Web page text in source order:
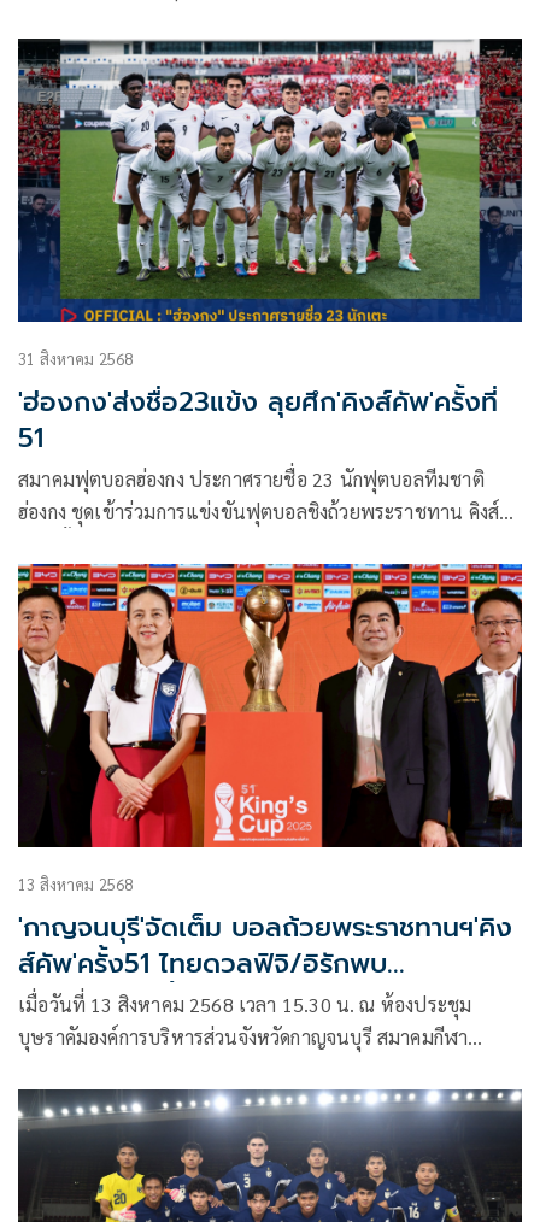
คันทรีคลับ ขณะที่จาง เหลียงเหว่ย ตำนานโปรกอล์ฟชาวจีนลุ้น
ทำสถิติเป็นนักกอล์ฟคนแรกที่คว้าแชมป์สมัยที่ 3 ส่วน รฐนน
วรรณศรีจันทร์ ซึ่งเพิ่งจบรองแชมป์ที่ไต้หวันเมื่อวันอาทิตย์ หวัง
รักษาฟอร์มดี ลงป้องกันตำแหน่งในเดือนตุลาคมนี้
31 สิงหาคม 2568
'ฮ่องกง'ส่งชื่อ23แข้ง ลุยศึก'คิงส์คัพ'ครั้งที่
51
สมาคมฟุตบอลฮ่องกง ประกาศรายชื่อ 23 นักฟุตบอลทีมชาติ
ฮ่องกง ชุดเข้าร่วมการแข่งขันฟุตบอลชิงถ้วยพระราชทาน คิงส์
2568 ภายใต้การคุมทัพของ “แอชลีย์ เวสต์วูด” หัวหน้าผู้ฝึกสอน
ชาวอังกฤษ
13 สิงหาคม 2568
'กาญจนบุรี'จัดเต็ม บอลถ้วยพระราชทานฯ'คิง
ส์คัพ'ครั้ง51 ไทยดวลฟิจิ/อิรักพบ
ฮ่องกง4ก.ย.นี้
เมื่อวันที่ 13 สิงหาคม 2568 เวลา 15.30 น. ณ ห้องประชุม
บุษราคัมองค์การบริหารส่วนจังหวัดกาญจนบุรี สมาคมกีฬา
แถลงข่าวเพื่อเตรียมพร้อมสำหรับการแข่งขันฟุตบอล ชิงถ้วย
พระราชทาน คิงค์ คัพ ครั้งที่ 51 ประจำปี 2568